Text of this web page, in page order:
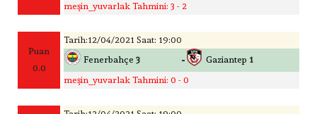
meşin_yuvarlak Tahmini: 3 - 2
Puan
0.0
Tarih:12/04/2021 Saat: 19:00
Fenerbahçe 3 - Gaziantep 1
meşin_yuvarlak Tahmini: 0 - 0